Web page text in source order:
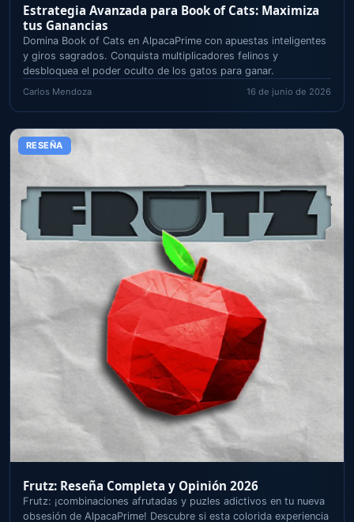
Estrategia Avanzada para Book of Cats: Maximiza
tus Ganancias
Domina Book of Cats en AlpacaPrime con apuestas inteligentes
y giros sagrados. Conquista multiplicadores felinos y
Carlos Mendoza 16 de junio de 2026